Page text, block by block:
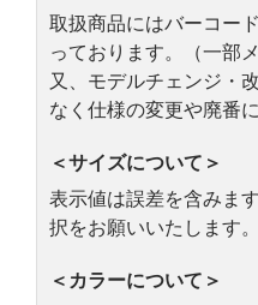
取扱商品にはバーコー
っております。（一部
又、モデルチェンジ・
なく仕様の変更や廃番
＜サイズについて＞
表示値は誤差を含みま
択をお願いいたします。
＜カラーについて＞